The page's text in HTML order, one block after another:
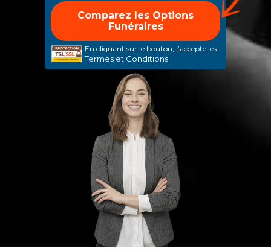
En cliquant sur le bouton, j’accepte les
Termes et Conditions